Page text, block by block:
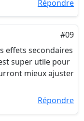
Répondre
#09
effets secondaires
super utile pour
mieux ajuster
Répondre